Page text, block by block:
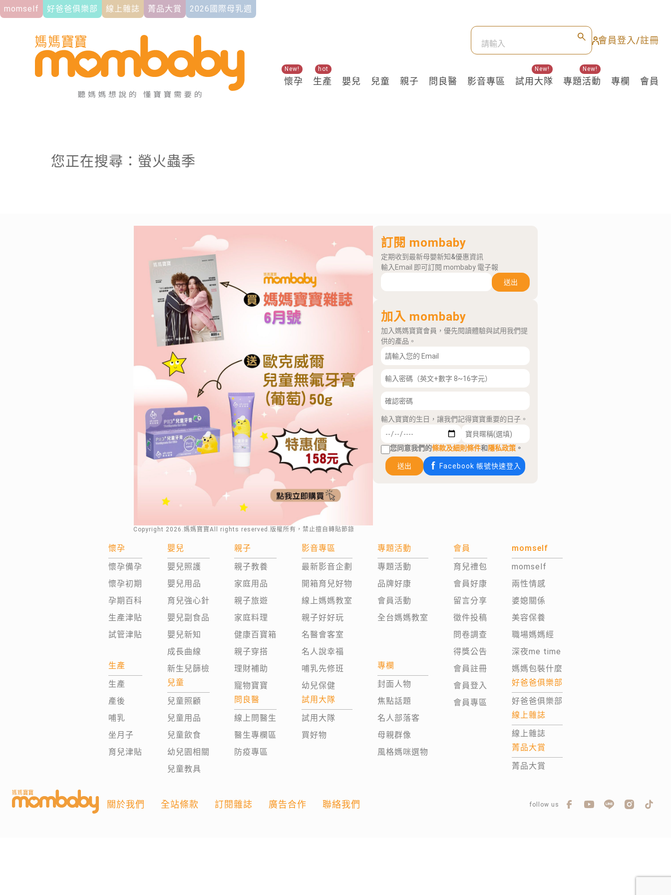
momself 好爸爸俱樂部 線上雜誌 菁品大賞 2026國際母乳週
會員登入/註冊
懷孕
New!
生產
hot
嬰兒 兒童 親子 問良醫 影音專區 試用大隊
New!
專題活動
New!
專欄 會員
關鍵熱搜
您正在搜尋：螢火蟲季
Copyright 2026 .媽媽寶寶All rights reserved.版權所有，禁止擅自轉貼節錄
訂閱 mombaby
定期收到最新母嬰新知&優惠資訊
輸入Email 即可訂閱 mombaby 電子報
送出
加入 mombaby
加入媽媽寶寶會員，優先閱讀體驗與試用我們提
供的產品。
輸入寶寶的生日，讓我們記得寶寶重要的日子。
您同意我們的條款及細則條件和隱私政策 。
送出 Facebook 帳號快速登入
懷孕
懷孕備孕
懷孕初期
孕期百科
生產津貼
試管津貼
生產
生產
產後
哺乳
坐月子
育兒津貼
嬰兒
嬰兒照護
嬰兒用品
育兒強心針
嬰兒副食品
嬰兒新知
成長曲線
新生兒篩檢
兒童
兒童照顧
兒童用品
兒童飲食
幼兒園相關
兒童教具
親子
親子教養
家庭用品
親子旅遊
家庭料理
健康百寶箱
親子穿搭
理財補助
寵物寶寶
問良醫
線上問醫生
醫生專欄區
防疫專區
影音專區
最新影音企劃
開箱育兒好物
線上媽媽教室
親子好好玩
名醫會客室
名人說幸福
哺乳先修班
幼兒保健
試用大隊
試用大隊
買好物
專題活動
專題活動
品牌好康
會員活動
全台媽媽教室
專欄
封面人物
焦點話題
名人部落客
母親群像
風格媽咪選物
會員
育兒禮包
會員好康
留言分享
徵件投稿
問卷調查
得獎公告
會員註冊
會員登入
會員專區
momself
momself
兩性情感
婆媳關係
美容保養
職場媽媽經
深夜me time
媽媽包裝什麼
好爸爸俱樂部
好爸爸俱樂部
線上雜誌
線上雜誌
菁品大賞
菁品大賞
關於我們 全站條款 訂閱雜誌 廣告合作 聯絡我們 follow us